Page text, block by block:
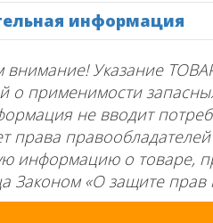
информация
Указание
о применимости
не вводит
права
информацию о товаре,
Законом «О защите прав